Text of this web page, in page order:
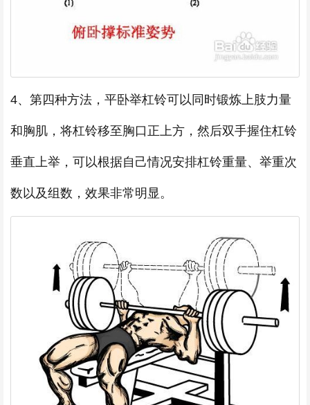
4、第四种方法，平卧举杠铃可以同时锻炼上肢力量
和胸肌，将杠铃移至胸口正上方，然后双手握住杠铃
垂直上举，可以根据自己情况安排杠铃重量、举重次
数以及组数，效果非常明显。